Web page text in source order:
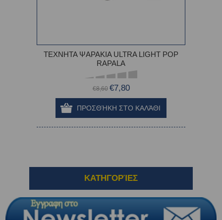
ΤΕΧΝΗΤΑ ΨΑΡΑΚΙΑ ULTRA LIGHT POP
RAPALA
€8,60 €7,80
ΚΑΤΗΓΟΡΊΕΣ